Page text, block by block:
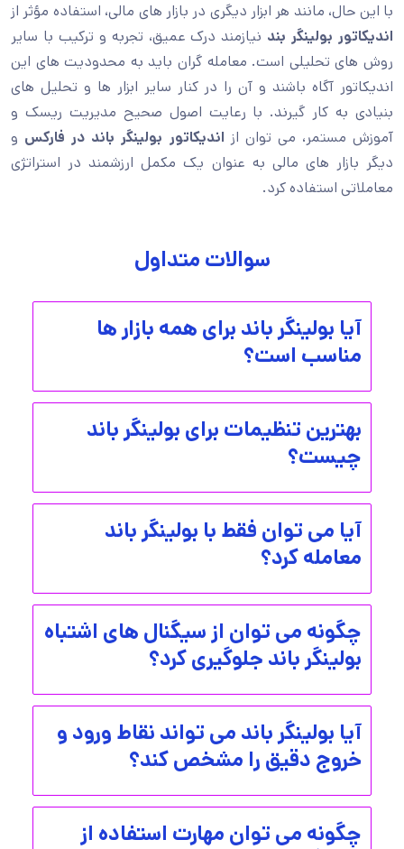
با این حال، مانند هر ابزار دیگری در بازار های مالی، استفاده مؤثر از
اندیکاتور بولینگر بند نیازمند درک عمیق، تجربه و ترکیب با سایر
روش های تحلیلی است. معامله گران باید به محدودیت های این
اندیکاتور آگاه باشند و آن را در کنار سایر ابزار ها و تحلیل های
بنیادی به کار گیرند. با رعایت اصول صحیح مدیریت ریسک و
آموزش مستمر، می توان از اندیکاتور بولینگر باند در فارکس و
دیگر بازار های مالی به عنوان یک مکمل ارزشمند در استراتژی
معاملاتی استفاده کرد.
سوالات متداول
آیا بولینگر باند برای همه بازار ها
مناسب است؟
بهترین تنظیمات برای بولینگر باند
چیست؟
آیا می توان فقط با بولینگر باند
معامله کرد؟
چگونه می توان از سیگنال های اشتباه
بولینگر باند جلوگیری کرد؟
آیا بولینگر باند می تواند نقاط ورود و
خروج دقیق را مشخص کند؟
چگونه می توان مهارت استفاده از